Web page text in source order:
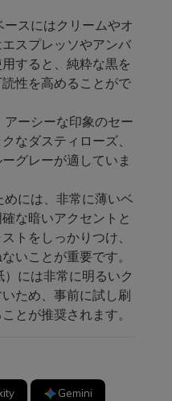
スにはクリームやオ
スプレッソやアンバ
すると、純粋な黒を
性を高めることがで
ーシーな印象のセー
なダスティローズ、
グレーが適していま
には、非常に薄いベ
な暗いアクセントと
トをしっかりつけ、
いことが重要です。
には非常に明るいク
ため、事前に試し刷
とが推奨されます。
Gemini